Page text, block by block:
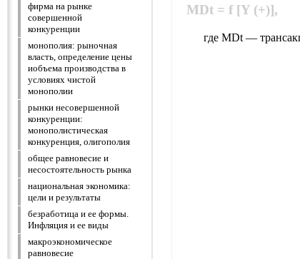
фирма на рынке
совершенной
конкуренции
монополия: рыночная
власть, определение цены
иобъема производства в
условиях чистой
монополии
рынки несовершенной
конкуренции:
монополистическая
конкуренция, олигополия
общее равновесие и
несостоятельность рынка
национальная экономика:
цели и результаты
безработица и ее формы.
Инфляция и ее виды
макроэкономическое
равновесие
MDt = f [Y (+)],
где MDt —